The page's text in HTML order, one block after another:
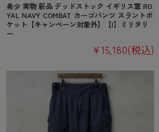
希少 実物 新品 デッドストック イギリス軍 RO
YAL NAVY COMBAT カーゴパンツ スラントポ
ケット【キャンペーン対象外】【I】ミリタリ
ー
¥15,180(税込)